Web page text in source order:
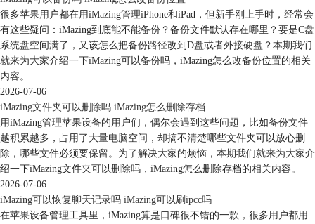
很多苹果用户都在用iMazing管理iPhone和iPad，但新手刚上手时，经常会
有这些疑问：iMazing到底能不能备份？备份文件默认存在哪里？要是C盘
系统盘空间满了，又该怎么把备份路径改到D盘或者外接硬盘？本期我们
就来为大家介绍一下iMazing可以备份吗，iMazing怎么改备份位置的相关
内容。
2026-07-06
iMazing文件夹可以删除吗 iMazing怎么删除存档
用iMazing管理苹果设备的用户们，偶尔会遇到这些问题，比如备份文件
越积累越多，占用了大量电脑空间，却搞不清楚哪些文件夹可以放心删
除，哪些文件必须要保留。为了解决大家的烦恼，本期我们就来为大家介
绍一下iMazing文件夹可以删除吗，iMazing怎么删除存档的相关内容。
2026-07-06
iMazing可以恢复聊天记录吗 iMazing可以刷ipcc吗
在苹果设备管理工具里，iMazing算是口碑很不错的一款，很多用户都用